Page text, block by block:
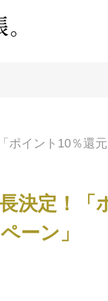
ポイント10％還
決定！「
ーン」